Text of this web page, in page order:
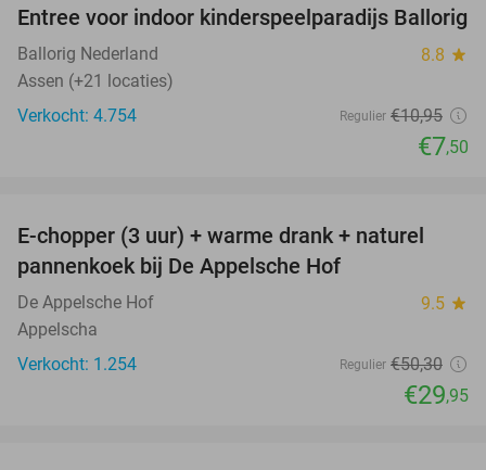
32%
Entree voor indoor kinderspeelparadijs Ballorig
Ballorig Nederland 8.8 star
Assen (+21 locaties)
Verkocht: 4.754
Regulier €10,95
€7,50
40%
E-chopper (3 uur) + warme drank + naturel
pannenkoek bij De Appelsche Hof
De Appelsche Hof 9.5 star
Appelscha
Verkocht: 1.254
Regulier €50,30
€29,95